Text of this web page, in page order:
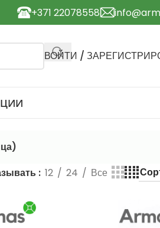
+371 22078558
ВОЙТИ /
12 24 Все